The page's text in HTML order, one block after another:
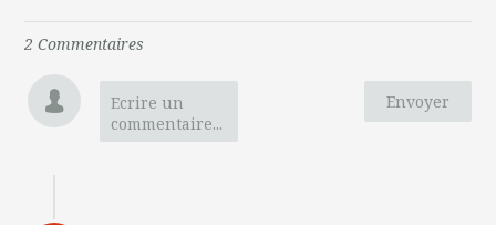
2 Commentaires
Envoyer
Ecrire un
commentaire...